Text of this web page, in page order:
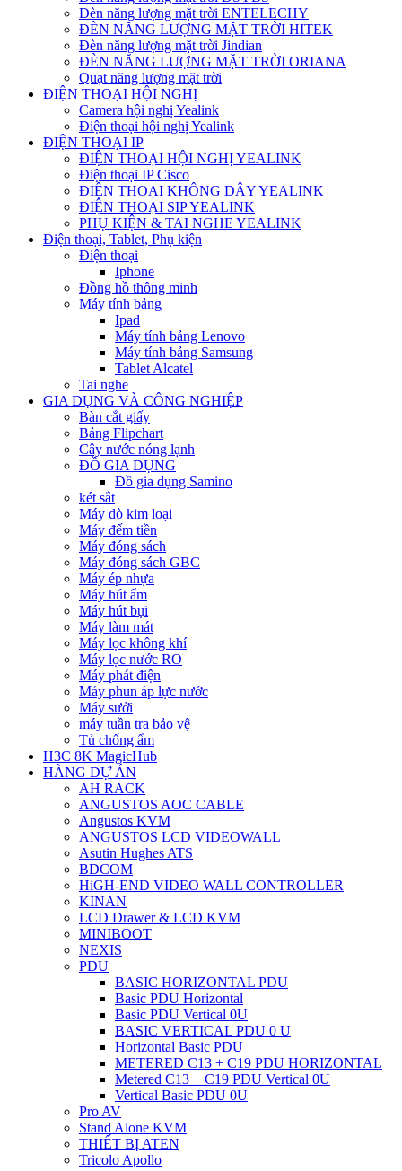
Đèn năng lượng mặt trời ENTELECHY
ĐÈN NĂNG LƯỢNG MẶT TRỜI HITEK
Đèn năng lượng mặt trời Jindian
ĐÈN NĂNG LƯỢNG MẶT TRỜI ORIANA
Quạt năng lượng mặt trời
ĐIỆN THOẠI HỘI NGHỊ
Camera hội nghị Yealink
Điện thoại hội nghị Yealink
ĐIỆN THOẠI IP
ĐIỆN THOẠI HỘI NGHỊ YEALINK
Điện thoại IP Cisco
ĐIỆN THOẠI KHÔNG DÂY YEALINK
ĐIỆN THOẠI SIP YEALINK
PHỤ KIỆN & TAI NGHE YEALINK
Điện thoại, Tablet, Phụ kiện
Điện thoại
Iphone
Đồng hồ thông minh
Máy tính bảng
Ipad
Máy tính bảng Lenovo
Máy tính bảng Samsung
Tablet Alcatel
Tai nghe
GIA DỤNG VÀ CÔNG NGHIỆP
Bàn cắt giấy
Bảng Flipchart
Cây nước nóng lạnh
ĐỒ GIA DỤNG
Đồ gia dụng Samino
két sắt
Máy dò kim loại
Máy đếm tiền
Máy đóng sách
Máy đóng sách GBC
Máy ép nhựa
Máy hút ẩm
Máy hút bụi
Máy làm mát
Máy lọc không khí
Máy lọc nước RO
Máy phát điện
Máy phun áp lực nước
Máy sưởi
máy tuần tra bảo vệ
Tủ chống ẩm
H3C 8K MagicHub
HÀNG DỰ ÁN
AH RACK
ANGUSTOS AOC CABLE
Angustos KVM
ANGUSTOS LCD VIDEOWALL
Asutin Hughes ATS
BDCOM
HiGH-END VIDEO WALL CONTROLLER
KINAN
LCD Drawer & LCD KVM
MINIBOOT
NEXIS
PDU
BASIC HORIZONTAL PDU
Basic PDU Horizontal
Basic PDU Vertical 0U
BASIC VERTICAL PDU 0 U
Horizontal Basic PDU
METERED C13 + C19 PDU HORIZONTAL
Metered C13 + C19 PDU Vertical 0U
Vertical Basic PDU 0U
Pro AV
Stand Alone KVM
THIẾT BỊ ATEN
Tricolo Apollo